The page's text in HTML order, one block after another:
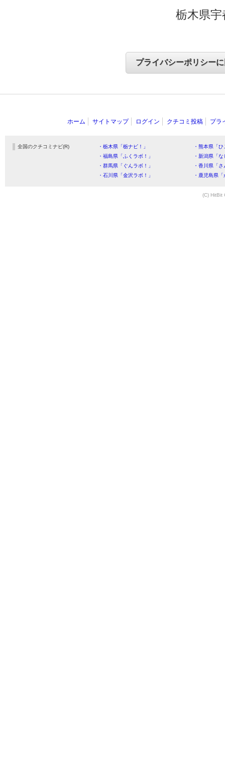
栃木県
ホーム サイトマップ ログイン クチコミ投稿 プラ
全国のクチコミナビ(R) ・栃木県「栃ナビ！」
・熊本県「
・福島県「ふくラボ！」
・新潟県「
・群馬県「ぐんラボ！」
・香川県「
・石川県「金沢ラボ！」
・鹿児島県
(C) HitBit